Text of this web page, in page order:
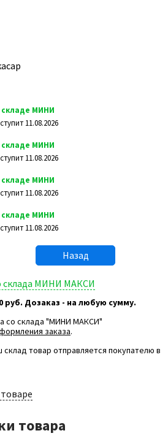
складе МИНИ
11.08.2026
складе МИНИ
11.08.2026
складе МИНИ
11.08.2026
складе МИНИ
11.08.2026
Назад
склада МИНИ МАКСИ
руб. Дозаказ - на любую сумму.
со склада "МИНИ МАКСИ"
заказа.
товар отправляется покупателю в
товара